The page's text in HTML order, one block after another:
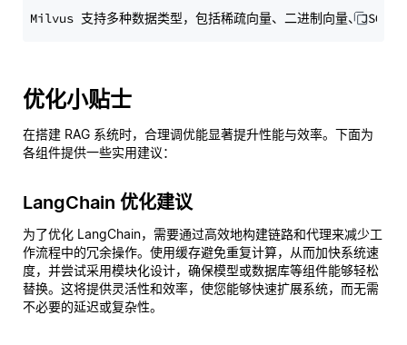
优化小贴士
在搭建 RAG 系统时，合理调优能显著提升性能与效率。下面为
各组件提供一些实用建议：
LangChain 优化建议
为了优化 LangChain，需要通过高效地构建链路和代理来减少工
作流程中的冗余操作。使用缓存避免重复计算，从而加快系统速
度，并尝试采用模块化设计，确保模型或数据库等组件能够轻松
替换。这将提供灵活性和效率，使您能够快速扩展系统，而无需
不必要的延迟或复杂性。